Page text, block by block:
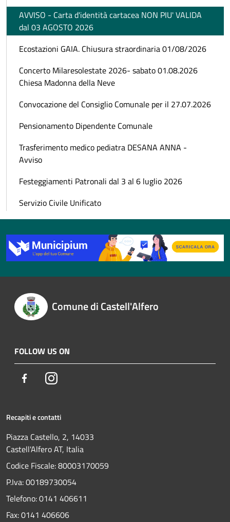
AVVISO - Carta d'identità cartacea NON PIU' VALIDA
dal 03 AGOSTO 2026
Ecostazioni GAIA. Chiusura straordinaria 01/08/2026
Concerto Milaresolestate 2026- sabato 01.08.2026
Chiesa Madonna della Neve
Convocazione del Consiglio Comunale per il 27.07.2026
Pensionamento Dipendente Comunale
Trasferimento medico pediatra DESANA ANNA -
Avviso
Festeggiamenti Patronali dal 3 al 6 luglio 2026
Servizio Civile Unificato
Comune di Castell'Alfero
FOLLOW US ON
FacebookInstagram
Recapiti e contatti
Piazza Castello, 2, 14033
Castell'Alfero AT, Italia
Codice Fiscale: 80003170059
P.Iva: 00189730054
Telefono:0141 406611
Fax:0141 406606